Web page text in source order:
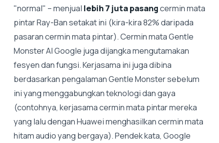
"normal" – menjual lebih 7 juta pasangcermin mata
pintar Ray-Ban setakat ini (kira-kira 82% daripada
pasaran cermin mata pintar). Cermin mata Gentle
Monster AI Google juga dijangka mengutamakan
fesyen dan fungsi. Kerjasama ini juga dibina
berdasarkan pengalaman Gentle Monster sebelum
ini yang menggabungkan teknologi dan gaya
(contohnya, kerjasama cermin mata pintar mereka
yang lalu dengan Huawei menghasilkan cermin mata
hitam audio yang bergaya). Pendek kata, Google